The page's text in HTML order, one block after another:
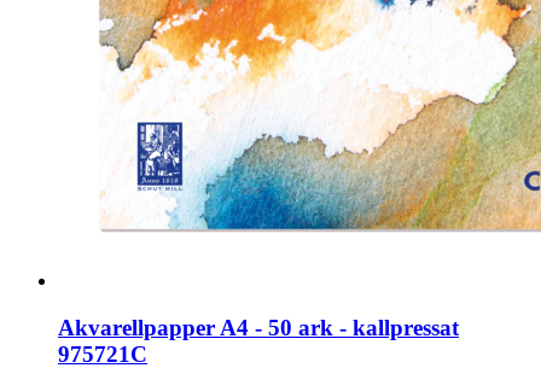
Akvarellpapper A4 - 50 ark - kallpressat
975721C